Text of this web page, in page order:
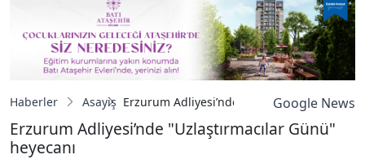
Haberler Asayiş Erzurum Adliyesi’nde "Uzlaştırmacılar
Google News
Erzurum Adliyesi’nde "Uzlaştırmacılar Günü"
heyecanı